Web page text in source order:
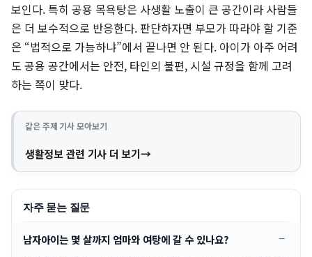
보인다. 특히 공용 목욕탕은 사생활 노출이 큰 공간이라 사람들
은 더 보수적으로 반응한다. 판단하자면 부모가 따라야 할 기준
은 “법적으로 가능하냐”에서 끝나면 안 된다. 아이가 아주 어려
도 공용 공간에서는 안전, 타인의 불편, 시설 규정을 함께 고려
하는 쪽이 맞다.
같은 주제 기사 모아보기
생활정보 관련 기사 더 보기
자주 묻는 질문
남자아이는 몇 살까지 엄마와 여탕에 갈 수 있나요?